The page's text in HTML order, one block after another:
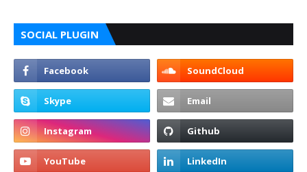
SOCIAL PLUGIN